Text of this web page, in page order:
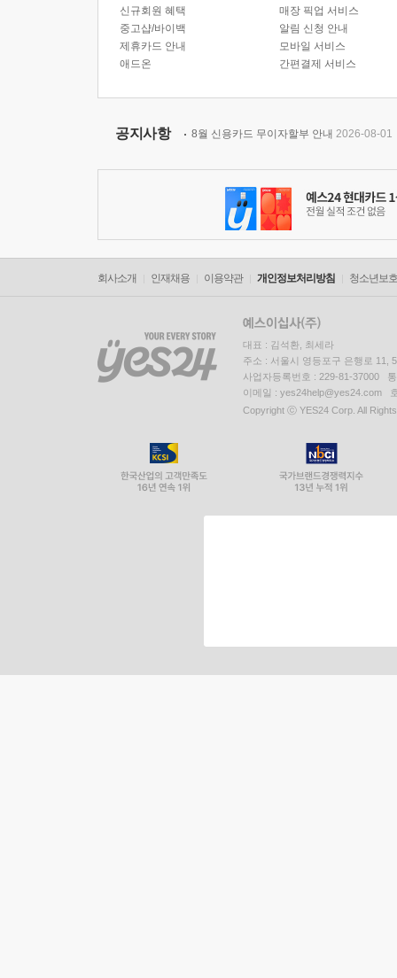
신규회원 혜택
중고샵/바이백
제휴카드 안내
애드온
매장 픽업 서비스
알림 신청 안내
모바일 서비스
간편결제 서비스
공지사항 8월 신용카드 무이자할부 안내 2026-08-01
회사소개 인재채용 이용약관 개인정보처리방침 청소년보
대표 : 김석환, 최세라
주소 : 서울시 영등포구 은행로 11,
사업자등록번호 : 229-81-37000
이메일 : yes24help@yes24.com
Copyright ⓒ YES24 Corp. All